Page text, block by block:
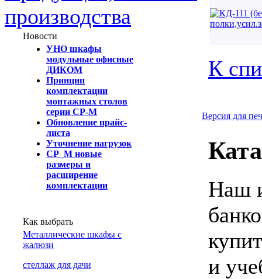
производства
Новости
УНО шкафы
модульные офисные
ДИКОМ
Принцип
комплектации
монтажных столов
серии СР-М
Обновление прайс-
листа
Уточнение нагрузок
СР_М новые
размеры и
расширение
комплектации
Как выбрать
Металлические шкафы с
жалюзи
cтеллаж для дачи
К
Версия для
Наш
и